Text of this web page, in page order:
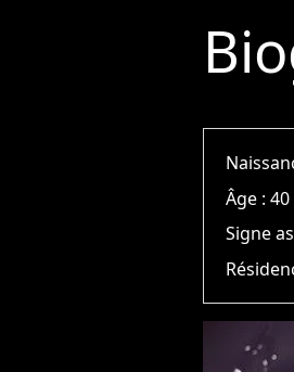
Âge :40
Signe